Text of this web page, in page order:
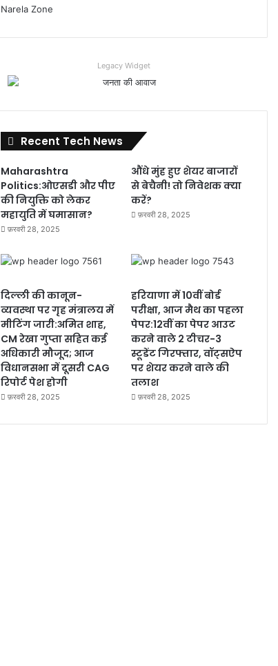
Legacy Widget
Recent Tech News
Maharashtra
Politics:ओएसडी और पीए
की नियुक्ति को लेकर
महायुति में घमासान?
फ़रवरी 28, 2025
औंधे मुंह हुए शेयर बाजारों
से बेचैनी! तो निवेशक क्या
करें?
फ़रवरी 28, 2025
दिल्ली की कानून-
व्यवस्था पर गृह मंत्रालय में
मीटिंग जारी:अमित शाह,
CM रेखा गुप्ता सहित कई
अधिकारी मौजूद; आज
विधानसभा में दूसरी CAG
रिपोर्ट पेश होगी
फ़रवरी 28, 2025
हरियाणा में 10वीं बोर्ड
परीक्षा, आज मैथ का पहला
पेपर:12वीं का पेपर आउट
करने वाले 2 टीचर-3
स्टूडेंट गिरफ्तार, वॉट्सऐप
पर शेयर करने वाले की
तलाश
फ़रवरी 28, 2025